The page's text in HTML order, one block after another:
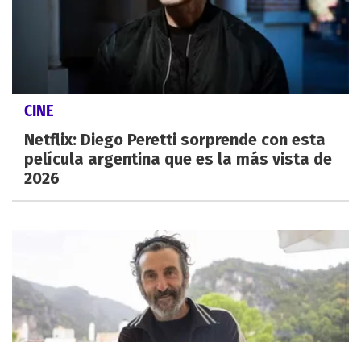
CINE
Netflix: Diego Peretti sorprende con esta
película argentina que es la más vista de
2026